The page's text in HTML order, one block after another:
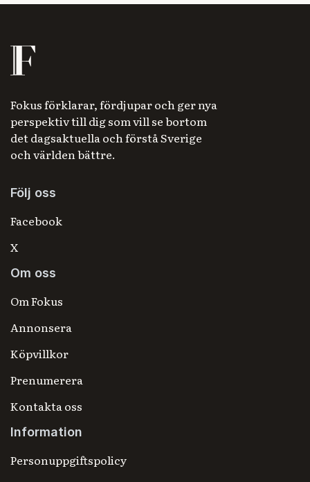
Fokus förklarar, fördjupar och ger nya
perspektiv till dig som vill se bortom
det dagsaktuella och förstå Sverige
och världen bättre.
Följ oss
Facebook
X
Om oss
Om Fokus
Annonsera
Köpvillkor
Prenumerera
Kontakta oss
Information
Personuppgiftspolicy